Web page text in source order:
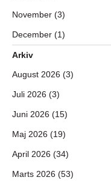
November (3)
December (1)
Arkiv
August 2026 (3)
Juli 2026 (3)
Juni 2026 (15)
Maj 2026 (19)
April 2026 (34)
Marts 2026 (53)